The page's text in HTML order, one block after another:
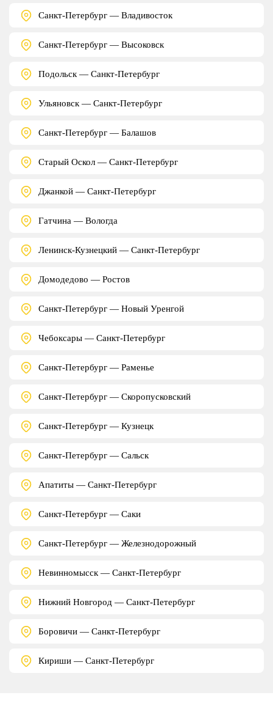
Санкт-Петербург — Владивосток
Санкт-Петербург — Высоковск
Подольск — Санкт-Петербург
Ульяновск — Санкт-Петербург
Санкт-Петербург — Балашов
Старый Оскол — Санкт-Петербург
Джанкой — Санкт-Петербург
Гатчина — Вологда
Ленинск-Кузнецкий — Санкт-Петербург
Домодедово — Ростов
Санкт-Петербург — Новый Уренгой
Чебоксары — Санкт-Петербург
Санкт-Петербург — Раменье
Санкт-Петербург — Скоропусковский
Санкт-Петербург — Кузнецк
Санкт-Петербург — Сальск
Апатиты — Санкт-Петербург
Санкт-Петербург — Саки
Санкт-Петербург — Железнодорожный
Невинномысск — Санкт-Петербург
Нижний Новгород — Санкт-Петербург
Боровичи — Санкт-Петербург
Кириши — Санкт-Петербург